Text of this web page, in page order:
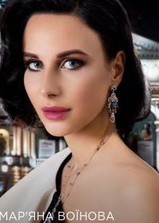
МАР'ЯНА ВОЇНОВА